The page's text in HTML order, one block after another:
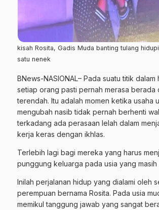
kisah Rosita, Gadis Muda banting tulang
satu nenek
BNews-NASIONAL– Pada suatu titik dalam
setiap orang pasti pernah merasa berada
terendah. Itu adalah momen ketika usaha
mengubah nasib tidak pernah berhenti
terkadang ada perasaan lelah dalam
kerja keras dengan ikhlas.
Terlebih lagi bagi mereka yang harus
punggung keluarga pada usia yang masih
Inilah perjalanan hidup yang dialami oleh
perempuan bernama Rosita. Pada usia
memikul tanggung jawab yang sangat